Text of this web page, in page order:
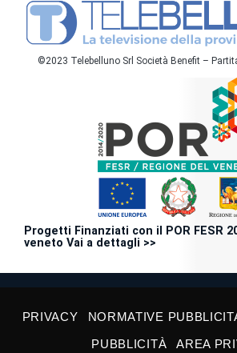
©2023 Telebelluno Srl Società Benefit –
Progetti Finanziati con il POR FESR
veneto Vai a dettagli >>
PRIVACY NORMATIVE
PUBBLICITÀ
AREA